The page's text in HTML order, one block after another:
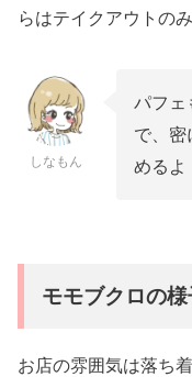
らはテイクアウトの
しなもん
パフェ
で、密
めるよ
モモブクロの様
お店の雰囲気は落ち